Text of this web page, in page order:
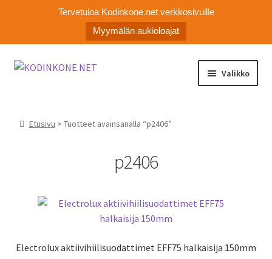
Tervetuloa Kodinkone.net verkkosivuille
Myymälän aukioloajat
Siirry
Siirry
Valikko
Asiakaspalvelu
Etusivu > Tuotteet avainsanalla “p2406”
p2406
Electrolux aktiivihiilisuodattimet EFF75 halkaisija 150mm